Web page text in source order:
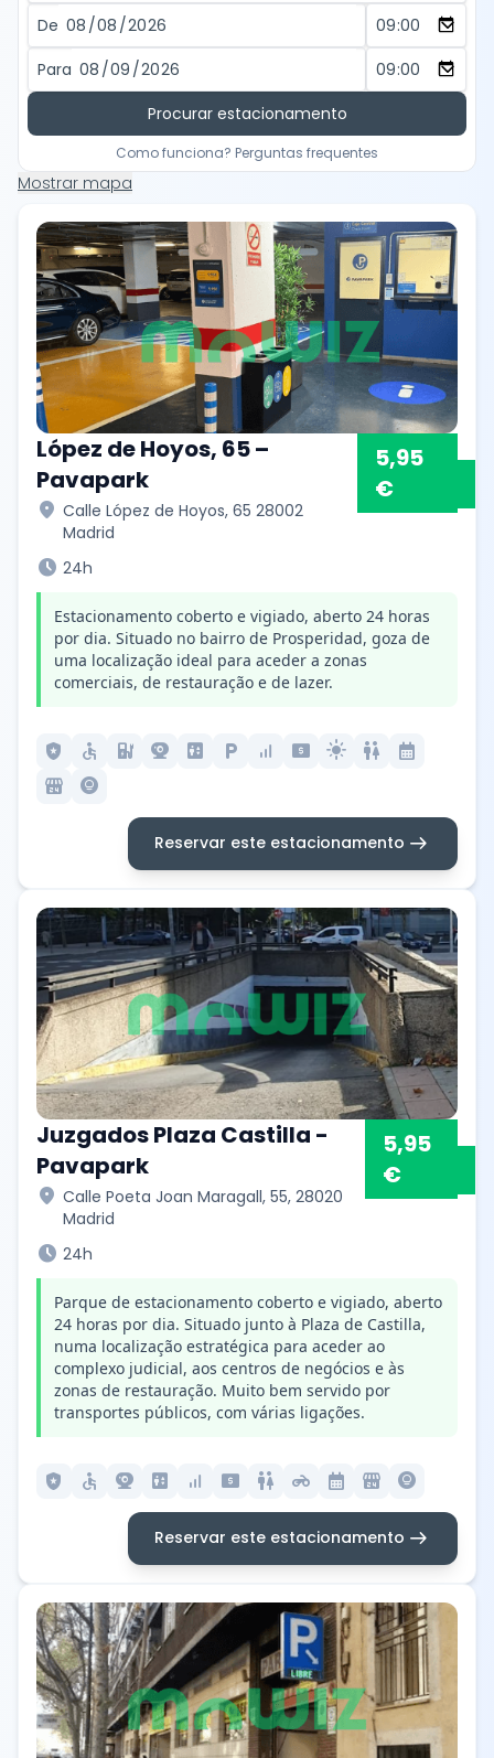
De
Para
Procurar estacionamento
Como funciona? Perguntas frequentes
Mostrar mapa
López de Hoyos, 65 –
Pavapark
location_on Calle López de Hoyos, 65 28002
Madrid
5,95
€
schedule 24h
Estacionamento coberto e vigiado, aberto 24 horas
por dia. Situado no bairro de Prosperidad, goza de
uma localização ideal para aceder a zonas
comerciais, de restauração e de lazer.
local_police accessible ev_station camera_video elevator local_parking signal_cellular_alt local_atm light_mode wc
calendar_month
local_convenience_store
lightbulb_circle
Reservar este estacionamento arrow_right_alt
Juzgados Plaza Castilla -
Pavapark
location_on Calle Poeta Joan Maragall, 55, 28020
Madrid
5,95
€
schedule 24h
Parque de estacionamento coberto e vigiado, aberto
24 horas por dia. Situado junto à Plaza de Castilla,
numa localização estratégica para aceder ao
complexo judicial, aos centros de negócios e às
zonas de restauração. Muito bem servido por
transportes públicos, com várias ligações.
local_police accessible camera_video elevator signal_cellular_alt local_atm wc motorcycle calendar_month local_convenience_store lightbulb_circle
Reservar este estacionamento arrow_right_alt